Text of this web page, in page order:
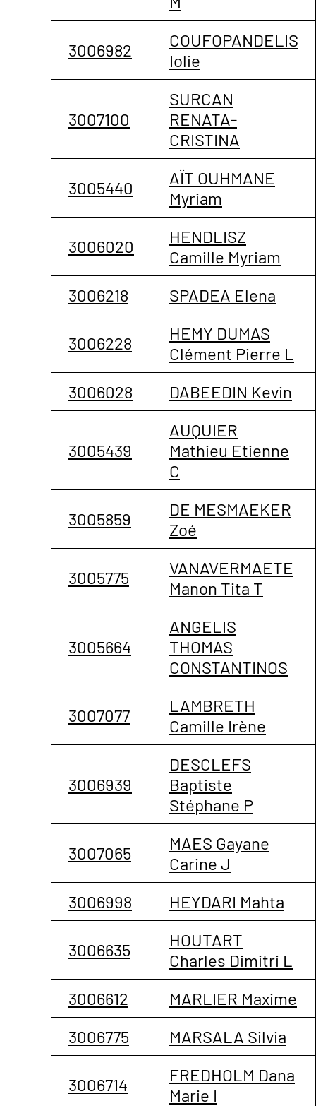
3006982
COUFOPANDELIS
Iolie
3007100
SURCAN
RENATA-
CRISTINA
3005440
AÏT OUHMANE
Myriam
3006020
HENDLISZ
Camille Myriam
3006218
SPADEA Elena
3006228
HEMY DUMAS
Clément Pierre L
3006028
DABEEDIN Kevin
3005439
AUQUIER
Mathieu Etienne
C
3005859
DE MESMAEKER
Zoé
3005775
VANAVERMAETE
Manon Tita T
3005664
ANGELIS
THOMAS
CONSTANTINOS
3007077
LAMBRETH
Camille Irène
3006939
DESCLEFS
Baptiste
Stéphane P
3007065
MAES Gayane
Carine J
3006998
HEYDARI Mahta
3006635
HOUTART
Charles Dimitri L
3006612
MARLIER Maxime
3006775
MARSALA Silvia
3006714
FREDHOLM Dana
Marie I